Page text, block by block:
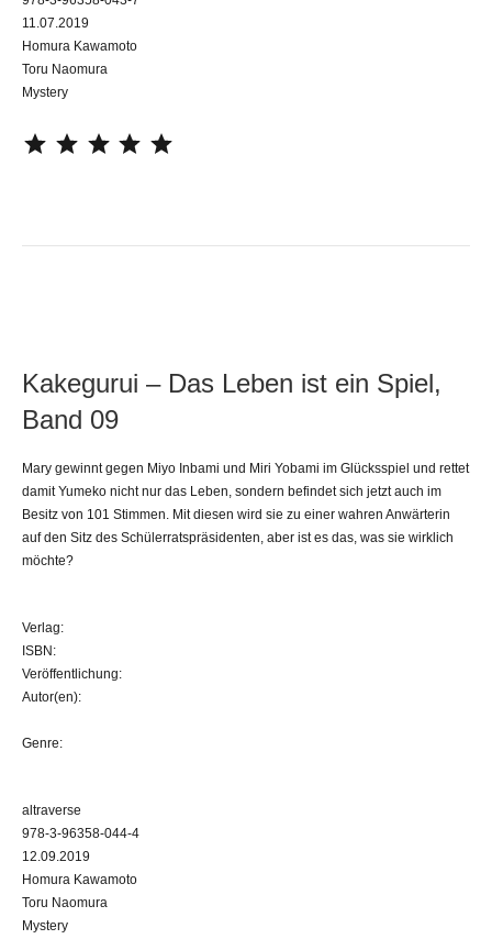
11.07.2019
Homura Kawamoto
Toru Naomura
Mystery
Kakegurui – Das Leben ist ein Spiel,
Band 09
Mary gewinnt gegen Miyo Inbami und Miri Yobami im Glücksspiel und rettet
damit Yumeko nicht nur das Leben, sondern befindet sich jetzt auch im
Besitz von 101 Stimmen. Mit diesen wird sie zu einer wahren Anwärterin
auf den Sitz des Schülerratspräsidenten, aber ist es das, was sie wirklich
möchte?
Verlag:
ISBN:
Veröffentlichung:
Autor(en):
Genre:
altraverse
978-3-96358-044-4
12.09.2019
Homura Kawamoto
Toru Naomura
Mystery